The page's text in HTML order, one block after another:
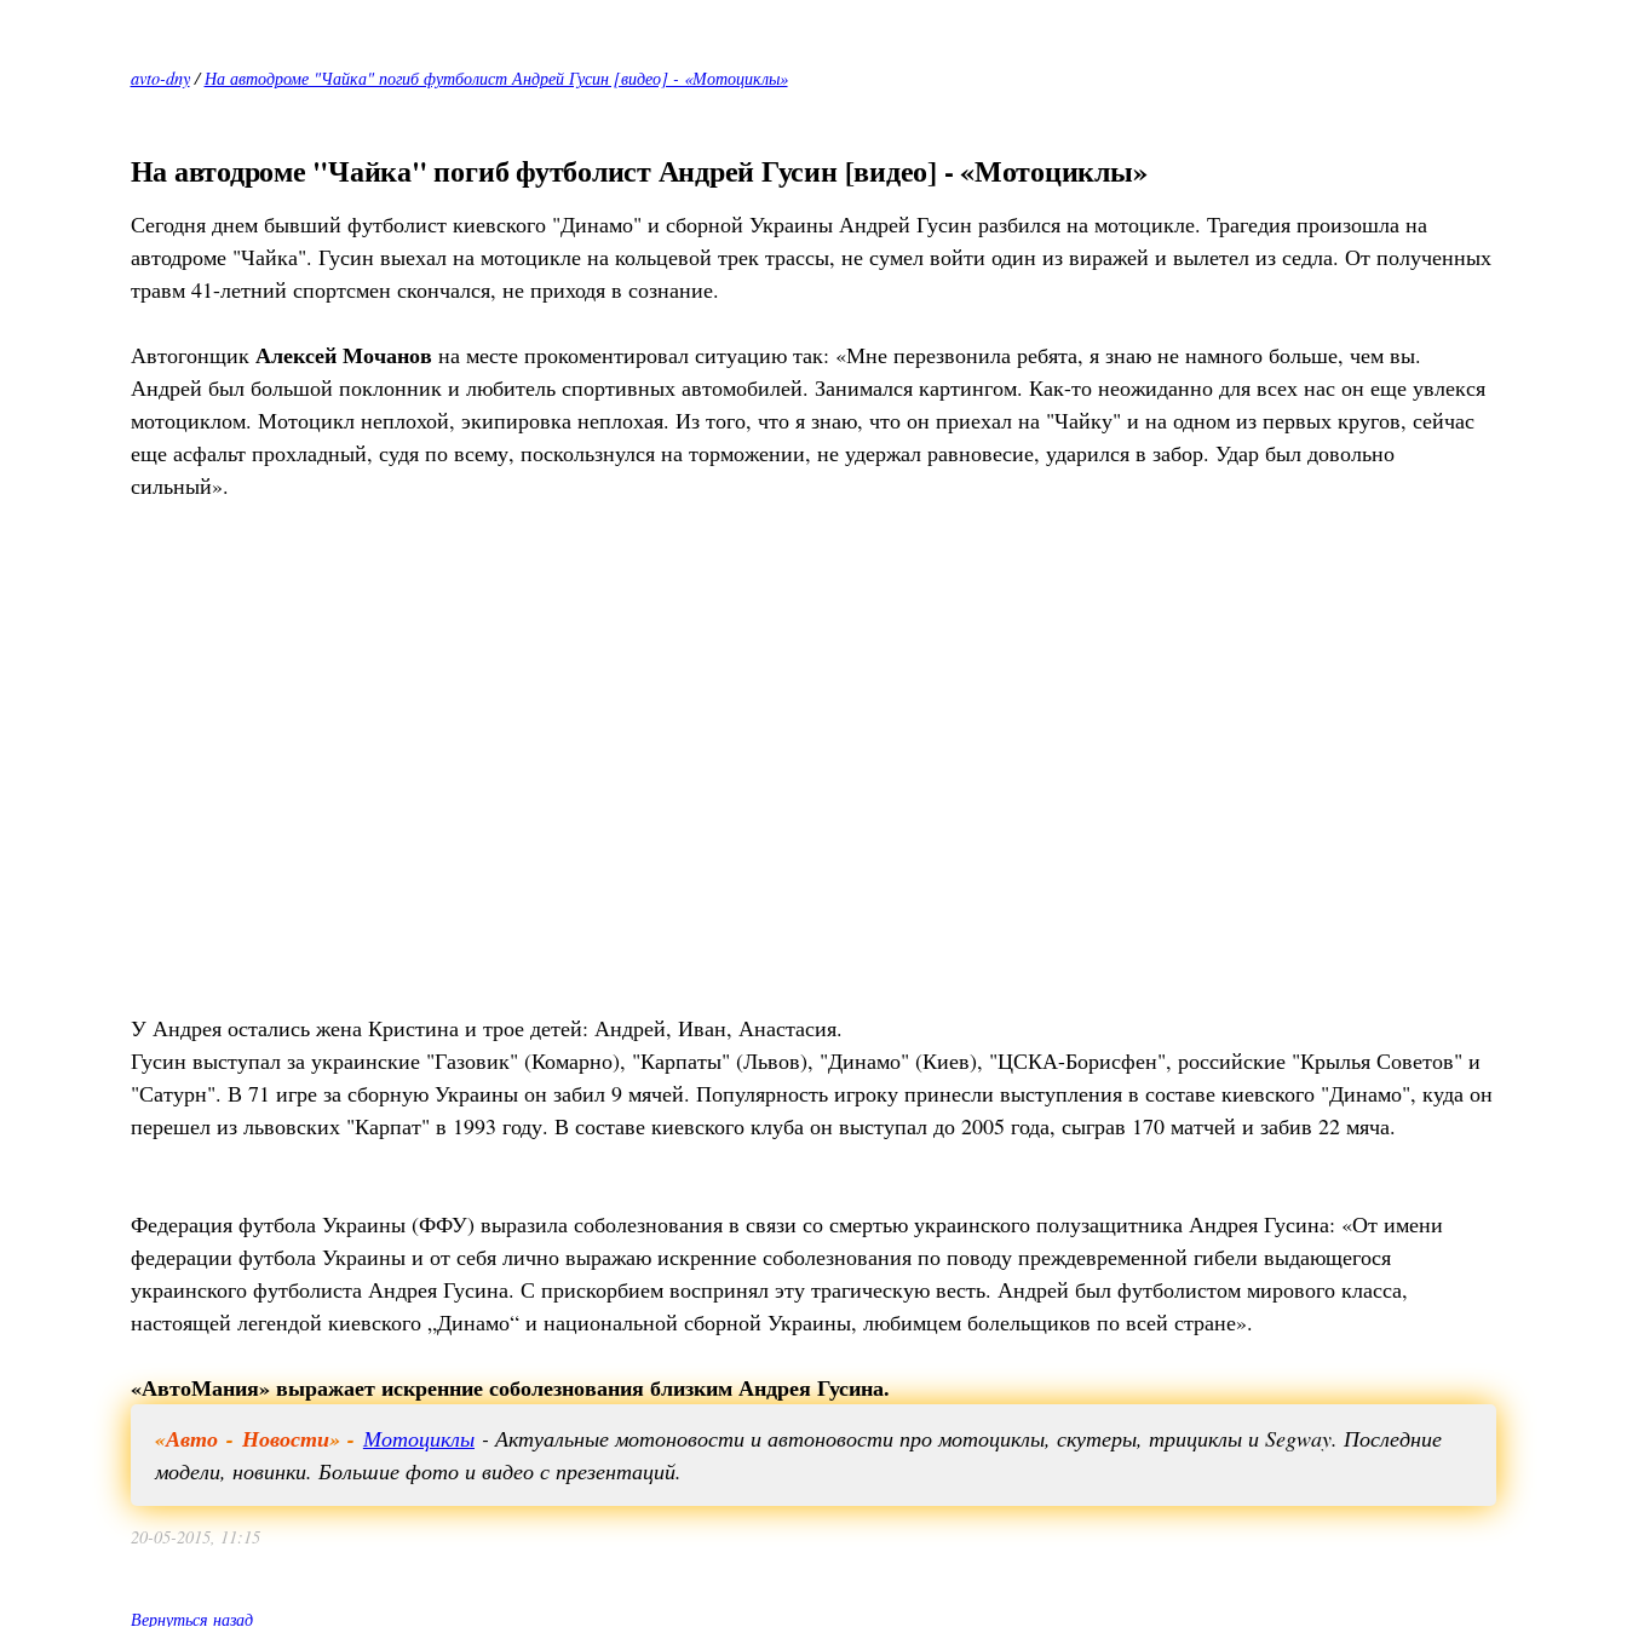
avto-dny/На автодроме "Чайка" погиб футболист Андрей Гусин [видео] - «Мотоциклы»
На автодроме "Чайка" погиб футболист Андрей Гусин [видео] - «Мотоциклы»
Сегодня днем бывший футболист киевского "Динамо" и сборной Украины Андрей Гусин разбился на мотоцикле. Трагедия произошла на
автодроме "Чайка". Гусин выехал на мотоцикле на кольцевой трек трассы, не сумел войти один из виражей и вылетел из седла. От полученных
травм 41-летний спортсмен скончался, не приходя в сознание.
Автогонщик Алексей Мочановна месте прокоментировал ситуацию так: «Мне перезвонила ребята, я знаю не намного больше, чем вы.
Андрей был большой поклонник и любитель спортивных автомобилей. Занимался картингом. Как-то неожиданно для всех нас он еще увлекся
мотоциклом. Мотоцикл неплохой, экипировка неплохая. Из того, что я знаю, что он приехал на "Чайку" и на одном из первых кругов, сейчас
еще асфальт прохладный, судя по всему, поскользнулся на торможении, не удержал равновесие, ударился в забор. Удар был довольно
сильный».
У Андрея остались жена Кристина и трое детей: Андрей, Иван, Анастасия.
Гусин выступал за украинские "Газовик" (Комарно), "Карпаты" (Львов), "Динамо" (Киев), "ЦСКА-Борисфен", российские "Крылья Советов" и
"Сатурн". В 71 игре за сборную Украины он забил 9 мячей. Популярность игроку принесли выступления в составе киевского "Динамо", куда он
перешел из львовских "Карпат" в 1993 году. В составе киевского клуба он выступал до 2005 года, сыграв 170 матчей и забив 22 мяча.
Федерация футбола Украины (ФФУ) выразила соболезнования в связи со смертью украинского полузащитника Андрея Гусина: «От имени
федерации футбола Украины и от себя лично выражаю искренние соболезнования по поводу преждевременной гибели выдающегося
украинского футболиста Андрея Гусина. С прискорбием воспринял эту трагическую весть. Андрей был футболистом мирового класса,
настоящей легендой киевского „Динамо“ и национальной сборной Украины, любимцем болельщиков по всей стране».
«АвтоМания» выражает искренние соболезнования близким Андрея Гусина.
«Авто- Новости» - Мотоциклы- Актуальные мотоновости и автоновости про мотоциклы, скутеры, трициклы и Segway. Последние
модели, новинки. Большие фото и видео с презентаций.
20-05-2015, 11:15
Вернуться назад